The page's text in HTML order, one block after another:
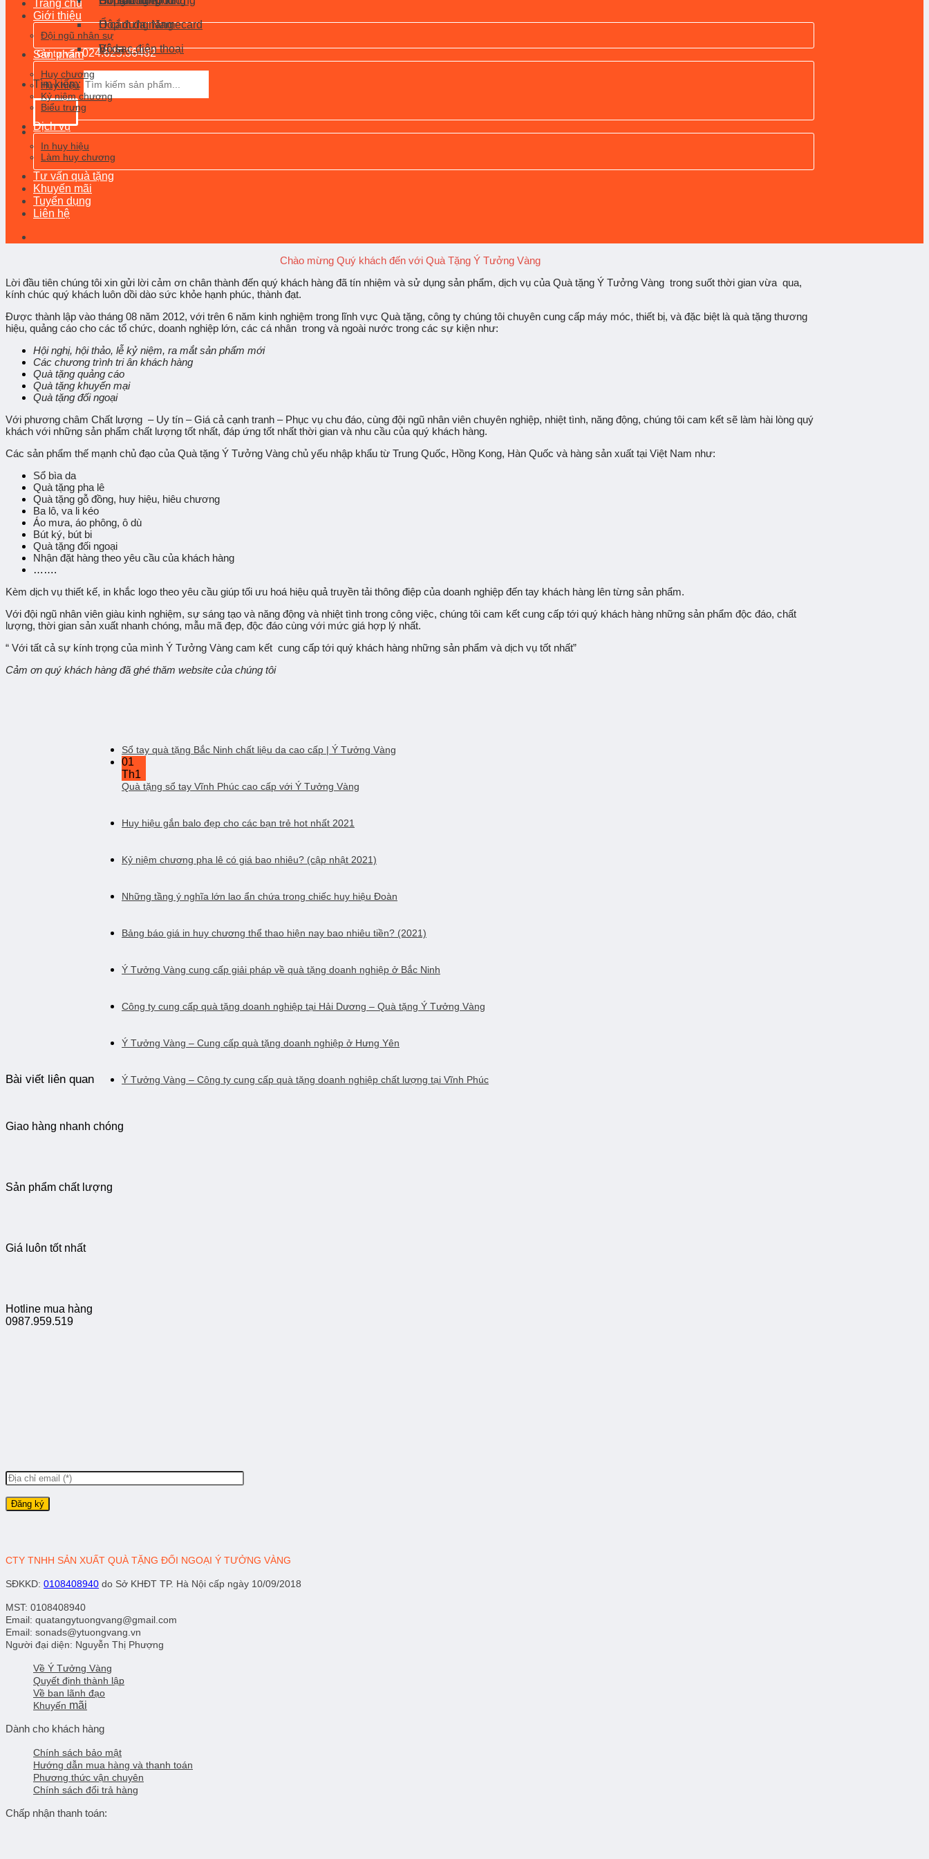
Gọi tư vấn 024.625.36482
Tìm kiếm:
Hộp đựng Namecard
Ví da
Ổ cắm đa năng
Bộ sạc điện thoại
Trang chủ
Giới thiệu
Đội ngũ nhân sự
Sản phẩm
Huy chương
Huy hiệu
Kỷ niệm chương
Biểu trưng
Dịch vụ
In huy hiệu
Làm huy chương
Tư vấn quà tặng
Khuyến mãi
Tuyển dụng
Liên hệ
Chào mừng Quý khách đến với Quà Tặng Ý Tưởng Vàng
Lời đầu tiên chúng tôi xin gửi lời cảm ơn chân thành đến quý khách hàng đã tín nhiệm và sử dụng sản phẩm, dịch vụ của Quà tặng Ý Tưởng Vàng trong suốt thời gian vừa qua,
kính chúc quý khách luôn dồi dào sức khỏe hạnh phúc, thành đạt.
Được thành lập vào tháng 08 năm 2012, với trên 6 năm kinh nghiệm trong lĩnh vực Quà tặng, công ty chúng tôi chuyên cung cấp máy móc, thiết bị, và đặc biệt là quà tặng thương
hiệu, quảng cáo cho các tổ chức, doanh nghiệp lớn, các cá nhân trong và ngoài nước trong các sự kiện như:
Hội nghị, hội thảo, lễ kỷ niệm, ra mắt sản phẩm mới
Các chương trình tri ân khách hàng
Quà tặng quảng cáo
Quà tặng khuyến mại
Quà tặng đối ngoại
Với phương châm Chất lượng – Uy tín – Giá cả cạnh tranh – Phục vụ chu đáo, cùng đội ngũ nhân viên chuyên nghiệp, nhiệt tình, năng động, chúng tôi cam kết sẽ làm hài lòng quý
khách với những sản phẩm chất lượng tốt nhất, đáp ứng tốt nhất thời gian và nhu cầu của quý khách hàng.
Các sản phẩm thế mạnh chủ đạo của Quà tặng Ý Tưởng Vàng chủ yếu nhập khẩu từ Trung Quốc, Hồng Kong, Hàn Quốc và hàng sản xuất tại Việt Nam như:
Sổ bìa da
Quà tặng pha lê
Quà tặng gỗ đồng, huy hiệu, hiêu chương
Ba lô, va li kéo
Áo mưa, áo phông, ô dù
Bút ký, bút bi
Quà tặng đối ngoại
Nhận đặt hàng theo yêu cầu của khách hàng
…….
Kèm dịch vụ thiết kế, in khắc logo theo yêu cầu giúp tối ưu hoá hiệu quả truyền tải thông điệp của doanh nghiệp đến tay khách hàng lên từng sản phẩm.
Với đội ngũ nhân viên giàu kinh nghiệm, sự sáng tạo và năng động và nhiệt tình trong công việc, chúng tôi cam kết cung cấp tới quý khách hàng những sản phẩm độc đáo, chất
lượng, thời gian sản xuất nhanh chóng, mẫu mã đẹp, độc đáo cùng với mức giá hợp lý nhất.
“ Với tất cả sự kính trọng của mình Ý Tưởng Vàng cam kết cung cấp tới quý khách hàng những sản phẩm và dịch vụ tốt nhất”
Cảm ơn quý khách hàng đã ghé thăm website của chúng tôi
Bài viết liên quan
Sổ tay quà tặng Bắc Ninh chất liệu da cao cấp | Ý Tưởng Vàng
01
Th1
Quà tặng sổ tay Vĩnh Phúc cao cấp với Ý Tưởng Vàng
Huy hiệu gắn balo đẹp cho các bạn trẻ hot nhất 2021
Kỷ niệm chương pha lê có giá bao nhiêu? (cập nhật 2021)
Những tầng ý nghĩa lớn lao ẩn chứa trong chiếc huy hiệu Đoàn
Bảng báo giá in huy chương thể thao hiện nay bao nhiêu tiền? (2021)
Ý Tưởng Vàng cung cấp giải pháp về quà tặng doanh nghiệp ở Bắc Ninh
Công ty cung cấp quà tặng doanh nghiệp tại Hải Dương – Quà tặng Ý Tưởng Vàng
Ý Tưởng Vàng – Cung cấp quà tặng doanh nghiệp ở Hưng Yên
Ý Tưởng Vàng – Công ty cung cấp quà tặng doanh nghiệp chất lượng tại Vĩnh Phúc
Giao hàng nhanh chóng
Sản phẩm chất lượng
Giá luôn tốt nhất
Hotline mua hàng
0987.959.519
CTY TNHH SẢN XUẤT QUÀ TẶNG ĐỐI NGOẠI Ý TƯỞNG VÀNG
SĐKKD: 0108408940 do Sở KHĐT TP. Hà Nội cấp ngày 10/09/2018
MST: 0108408940
Email: quatangytuongvang@gmail.com
Email: sonads@ytuongvang.vn
Người đại diện: Nguyễn Thị Phượng
Về Ý Tưởng Vàng
Quyết định thành lập
Về ban lãnh đạo
Khuyến mãi
Dành cho khách hàng
Chính sách bảo mật
Hướng dẫn mua hàng và thanh toán
Phương thức vận chuyên
Chính sách đổi trả hàng
Chấp nhận thanh toán: